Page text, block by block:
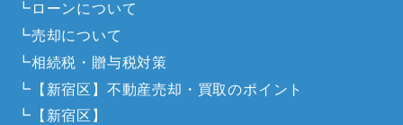
┗ローンについて
┗売却について
┗相続税・贈与税対策
┗【新宿区】不動産売却・買取のポイント
┗【新宿区】